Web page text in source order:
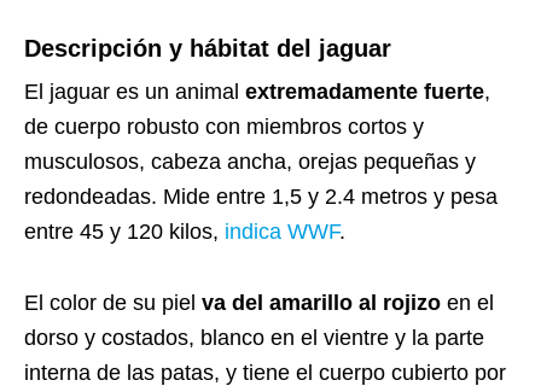
Descripción y hábitat del jaguar
El jaguar es un animal extremadamente fuerte,
de cuerpo robusto con miembros cortos y
musculosos, cabeza ancha, orejas pequeñas y
redondeadas. Mide entre 1,5 y 2.4 metros y pesa
entre 45 y 120 kilos, indica WWF.
El color de su piel va del amarillo al rojizo en el
dorso y costados, blanco en el vientre y la parte
interna de las patas, y tiene el cuerpo cubierto por